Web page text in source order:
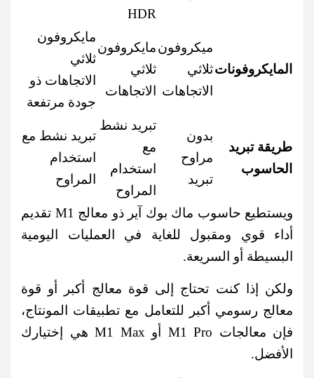
HDR
المايكروفونات
ميكروفون
ثلاثي
الاتجاهات
مايكروفون
ثلاثي
الاتجاهات
مايكروفون
ثلاثي
الاتجاهات ذو
جودة مرتفعة
طريقة تبريد
الحاسوب
بدون
مراوح
تبريد
تبريد نشط
مع
استخدام
المراوح
تبريد نشط مع
استخدام
المراوح
ويستطيع حاسوب ماك بوك آير ذو معالج M1 تقديم
أداء قوي ومقبول للغاية في العمليات اليومية
البسيطة أو السريعة.
ولكن إذا كنت تحتاج إلى قوة معالج أكبر أو قوة
معالج رسومي أكبر للتعامل مع تطبيقات المونتاج،
فإن معالجات M1 Pro أو M1 Max هي إختيارك
الأفضل.